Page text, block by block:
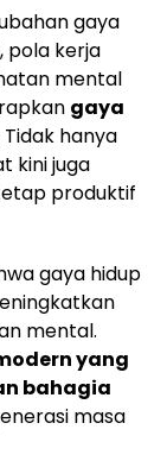
gaya
pola kerja
mental
gaya
hanya
kini juga
produktif
gaya hidup
mental.
yang
bahagia
masa